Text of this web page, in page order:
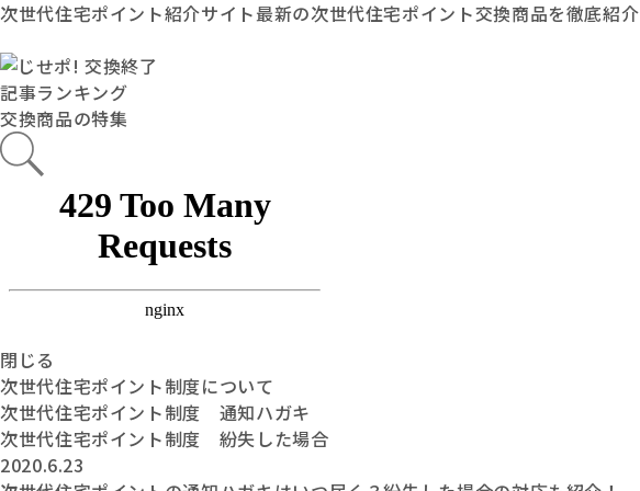
次世代住宅ポイント紹介サイト最新の次世代住宅ポイント交換商品を徹底紹介
記事ランキング
交換商品の特集
閉じる
次世代住宅ポイント制度について
次世代住宅ポイント制度 通知ハガキ
次世代住宅ポイント制度 紛失した場合
2020.6.23